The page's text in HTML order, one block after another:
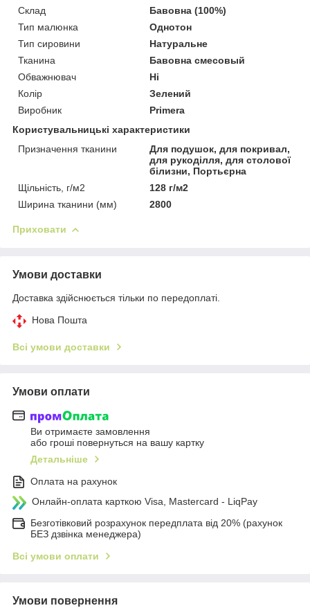
Склад
Бавовна (100%)
Тип малюнка
Однотон
Тип сировини
Натуральне
Тканина
Бавовна смесовый
Обважнювач
Ні
Колір
Зелений
Виробник
Primera
Користувальницькі характеристики
Призначення тканини
Для подушок, для покривал,
для рукоділля, для столової
білизни, Портьєрна
Щільність, г/м2
128 г/м2
Ширина тканини (мм)
2800
Приховати
Умови доставки
Доставка здійснюється тільки по передоплаті.
Нова Пошта
Всі умови доставки
Умови оплати
Ви отримаєте замовлення
або гроші повернуться на вашу картку
Детальніше
Оплата на рахунок
Онлайн-оплата карткою Visa, Mastercard - LiqPay
Безготівковий розрахунок передплата від 20% (рахунок
БЕЗ дзвінка менеджера)
Всі умови оплати
Умови повернення